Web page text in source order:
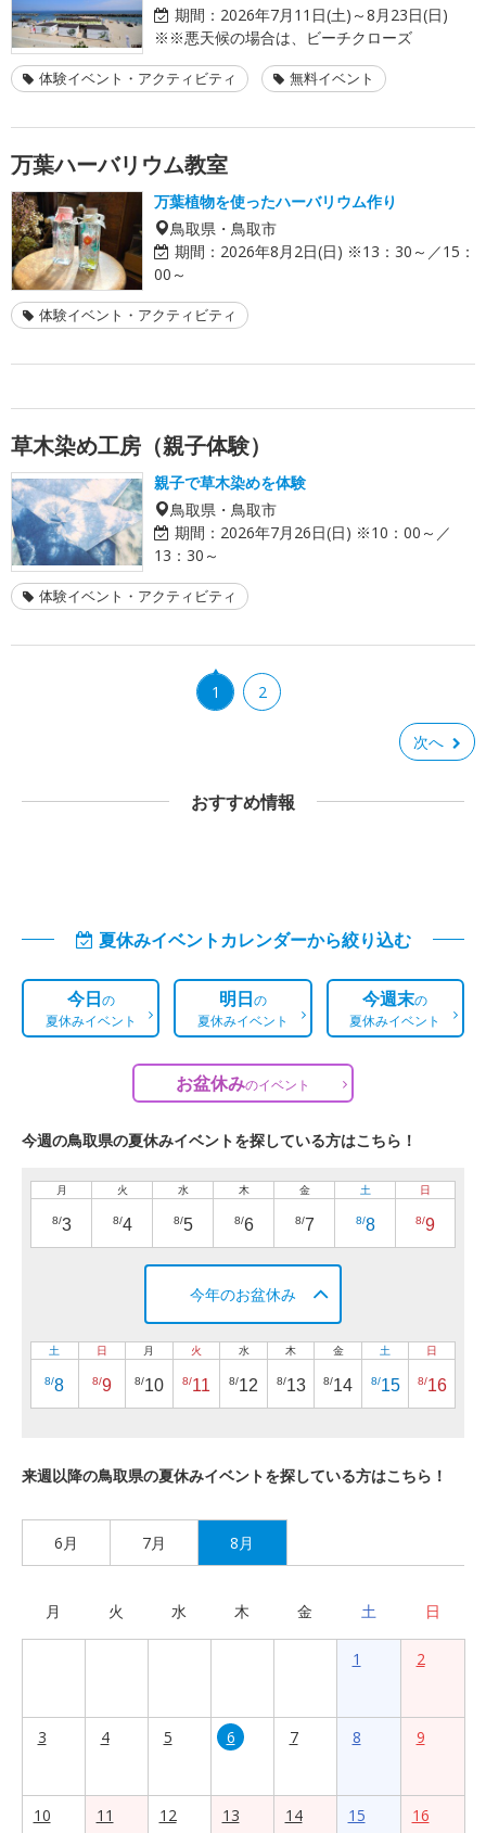
期間： 2026年7月11日(土)～8月23日(日)
※※悪天候の場合は、ビーチクローズ
体験イベント・アクティビティ 無料イベント
万葉ハーバリウム教室
万葉植物を使ったハーバリウム作り
鳥取県・鳥取市
期間： 2026年8月2日(日) ※13：30～／15：
00～
体験イベント・アクティビティ
草木染め工房（親子体験）
親子で草木染めを体験
鳥取県・鳥取市
期間： 2026年7月26日(日) ※10：00～／
13：30～
体験イベント・アクティビティ
1 2
次へ
おすすめ情報
夏休みイベントカレンダーから絞り込む
今日の
夏休みイベント
明日の
夏休みイベント
今週末の
夏休みイベント
お盆休みのイベント
今週の鳥取県の夏休みイベントを探している方はこちら！
月
8/3
火
8/4
水
8/5
木
8/6
金
8/7
土
8/8
日
8/9
今年のお盆休み
土
8/8
日
8/9
月
8/10
火
8/11
水
8/12
木
8/13
金
8/14
土
8/15
日
8/16
来週以降の鳥取県の夏休みイベントを探している方はこちら！
6月 7月 8月
月 火 水 木 金 土 日
1 2
3 4 5 6 7 8 9
10
11
12
13
14
15
16